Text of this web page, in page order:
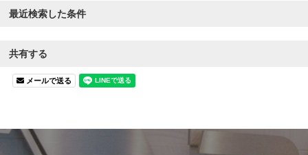
最近検索した条件
共有する
メールで送る